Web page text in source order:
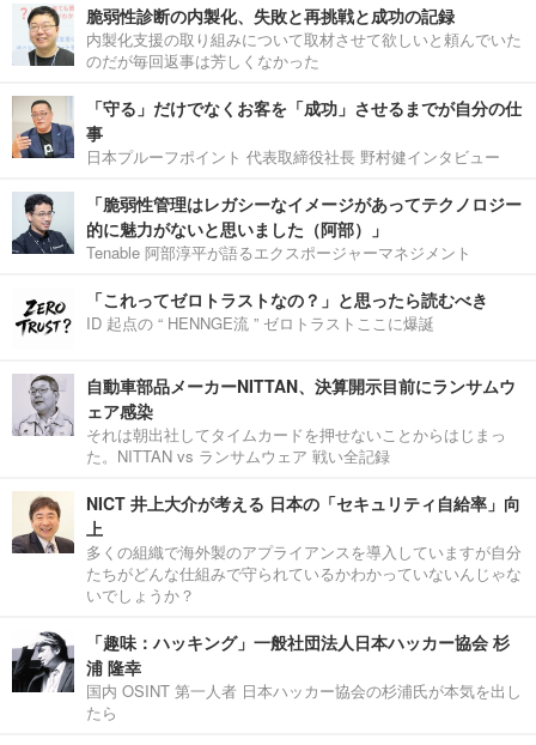
脆弱性診断の内製化、失敗と再挑戦と成功の記録
内製化支援の取り組みについて取材させて欲しいと頼んでいた
のだが毎回返事は芳しくなかった
「守る」だけでなくお客を「成功」させるまでが自分の仕
事
日本プルーフポイント 代表取締役社長 野村健インタビュー
「脆弱性管理はレガシーなイメージがあってテクノロジー
的に魅力がないと思いました（阿部）」
Tenable 阿部淳平が語るエクスポージャーマネジメント
「これってゼロトラストなの？」と思ったら読むべき
ID 起点の “ HENNGE流 ” ゼロトラストここに爆誕
自動車部品メーカーNITTAN、決算開示目前にランサムウ
ェア感染
それは朝出社してタイムカードを押せないことからはじまっ
た。NITTAN vs ランサムウェア 戦い全記録
NICT 井上大介が考える 日本の「セキュリティ自給率」向
上
多くの組織で海外製のアプライアンスを導入していますが自分
たちがどんな仕組みで守られているかわかっていないんじゃな
いでしょうか？
「趣味：ハッキング」一般社団法人日本ハッカー協会 杉
浦 隆幸
国内 OSINT 第一人者 日本ハッカー協会の杉浦氏が本気を出し
たら